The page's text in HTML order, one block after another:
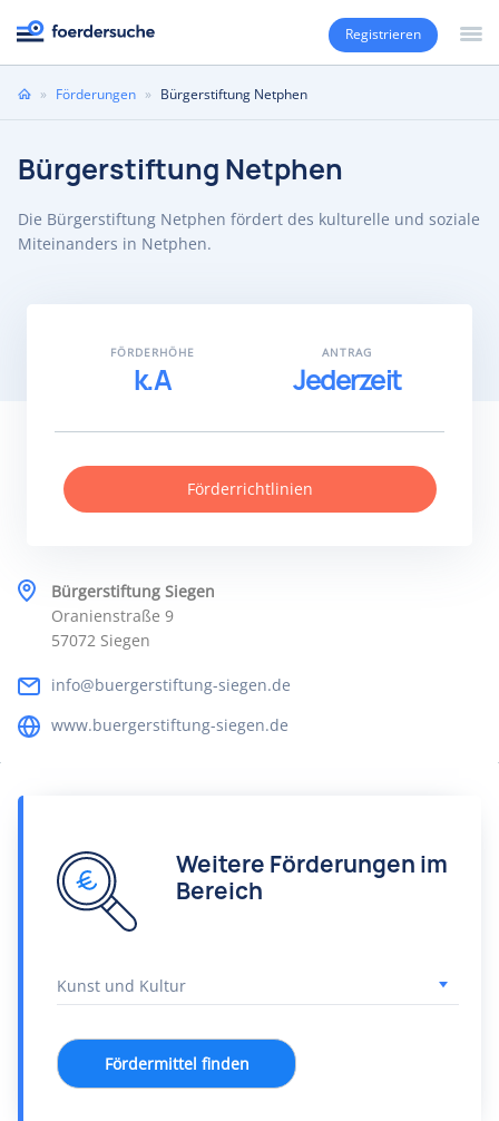
Registrieren
Sie» Förderungen » Bürgerstiftung Netphen
Bürgerstiftung Netphen
Die Bürgerstiftung Netphen fördert des kulturelle und soziale
Miteinanders in Netphen.
Bürgerstiftung Siegen
Oranienstraße 9
57072 Siegen
info@buergerstiftung-siegen.de
www.buergerstiftung-siegen.de
FÖRDERHÖHE
k.A
ANTRAG
Jederzeit
Förderrichtlinien
Weitere Förderungen im
Bereich
Fördermittel finden